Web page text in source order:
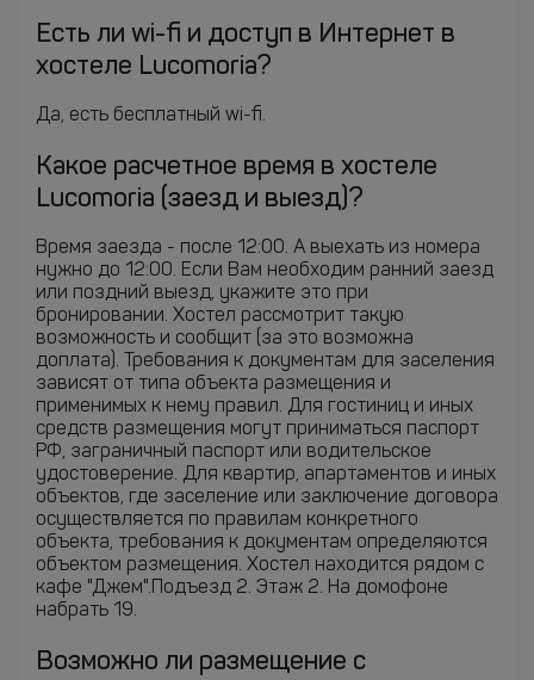
Есть ли wi-fi и доступ в Интернет в
хостеле Lucomoria?
Да, есть бесплатный wi-fi.
Какое расчетное время в хостеле
Lucomoria (заезд и выезд)?
Время заезда - после 12:00. А выехать из номера
нужно до 12:00. Если Вам необходим ранний заезд
или поздний выезд, укажите это при
бронировании. Хостел рассмотрит такую
возможность и сообщит (за это возможна
доплата). Требования к документам для заселения
зависят от типа объекта размещения и
применимых к нему правил. Для гостиниц и иных
средств размещения могут приниматься паспорт
РФ, заграничный паспорт или водительское
удостоверение. Для квартир, апартаментов и иных
объектов, где заселение или заключение договора
осуществляется по правилам конкретного
объекта, требования к документам определяются
объектом размещения. Хостел находится рядом с
кафе "Джем".Подъезд 2. Этаж 2. На домофоне
набрать 19.
Возможно ли размещение с